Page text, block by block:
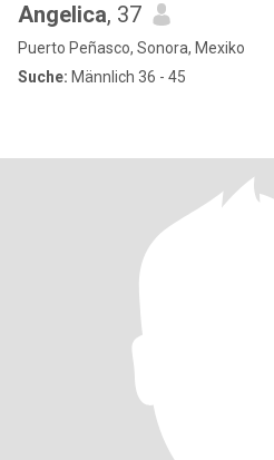
Angelica, 37
Puerto Peñasco, Sonora, Mexiko
Suche: Männlich 36 - 45